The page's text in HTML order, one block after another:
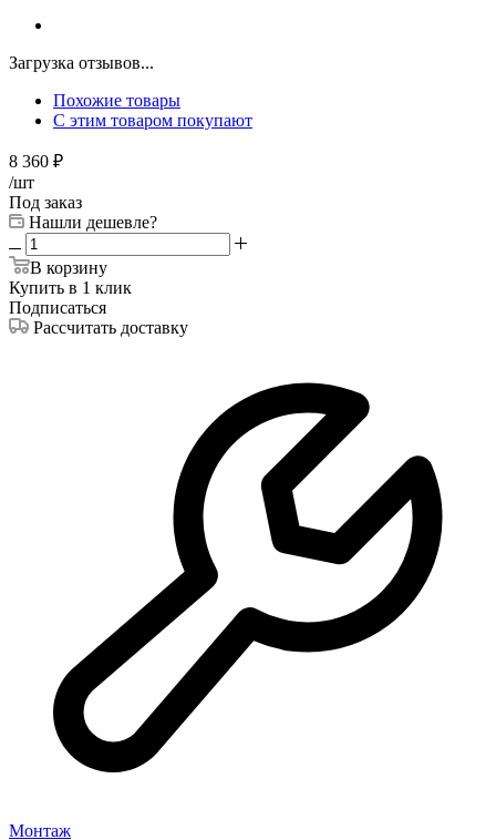
Загрузка отзывов...
Похожие товары
С этим товаром покупают
8 360 ₽
/шт
Под заказ
Нашли дешевле?
В корзину
Купить в 1 клик
Подписаться
Рассчитать доставку
Монтаж